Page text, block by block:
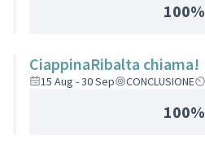
100%
CiappinaRibalta chiama!
15 Aug - 30 Sep CONCLUSIONE
100%